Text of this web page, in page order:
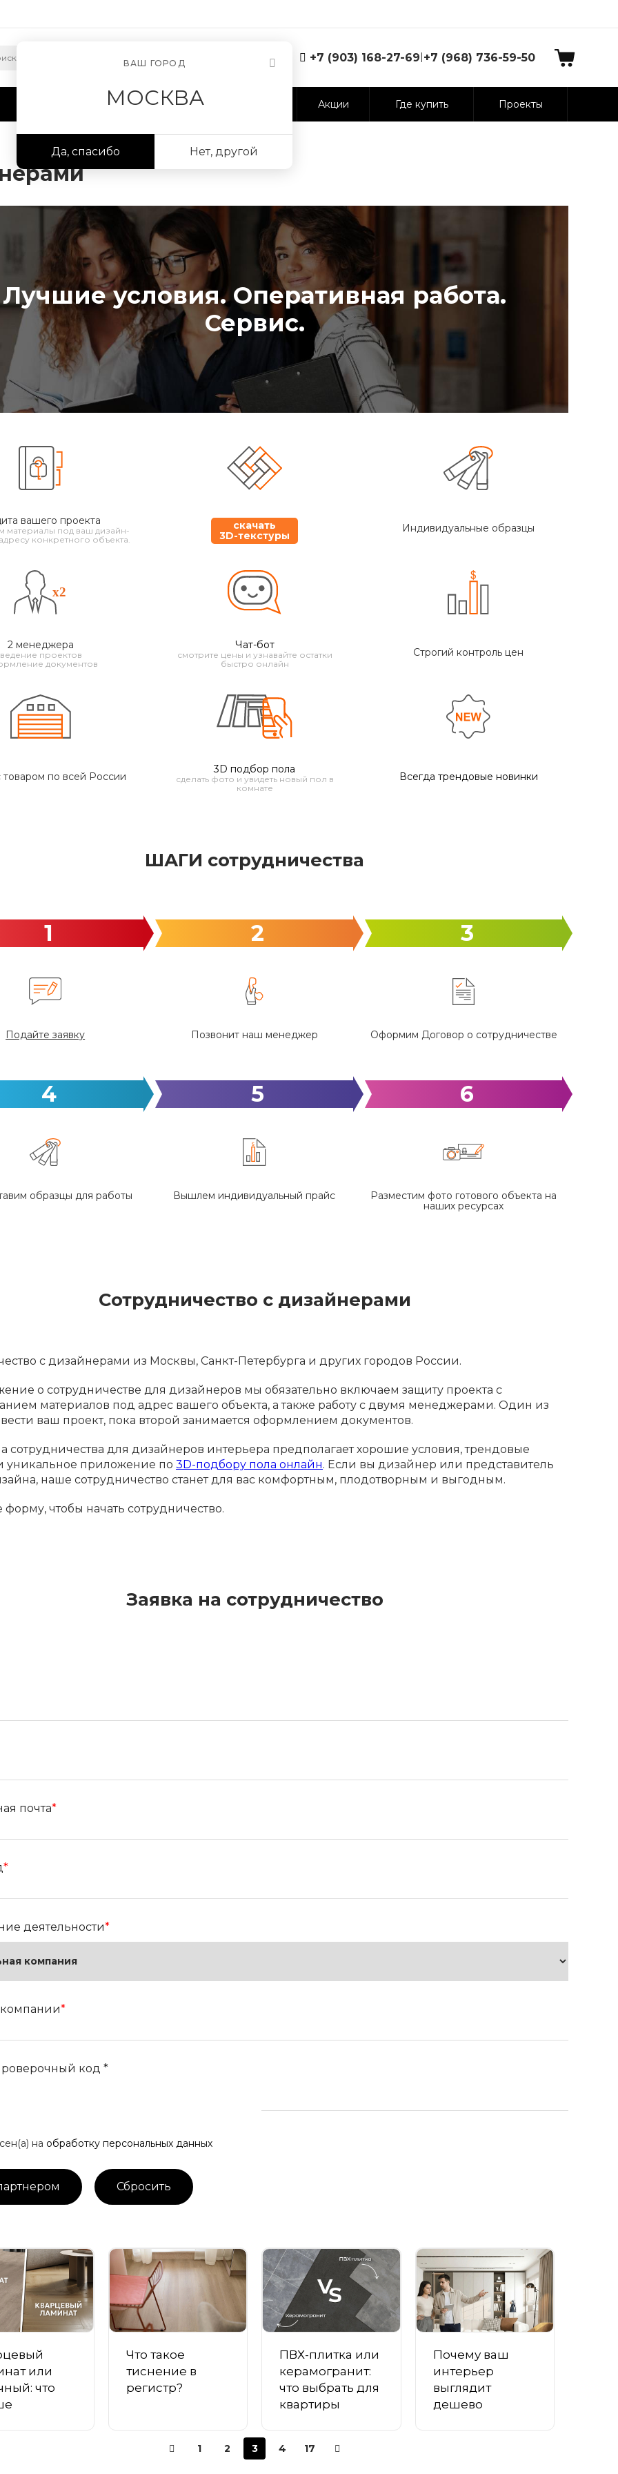
ВАШ ГОРОД
МОСКВА
Да, спасибо Нет, другой
+7 (903) 168-27-69|+7 (968) 736-59-50
Сотрудничество Информация Акции Где купить Проекты
Лучшие условия. Оперативная работа.
Сервис.
вашего проекта
материалы под ваш дизайн-
конкретного объекта.
скачать
3D-текстуры
Индивидуальные образцы
2 менеджера
ведение проектов
документов
Чат-бот
смотрите цены и узнавайте остатки
быстро онлайн
Строгий контроль цен
товаром по всей России
3D подбор пола
сделать фото и увидеть новый пол в
комнате
Всегда трендовые новинки
ШАГИ сотрудничества
1
Подайте заявку
2
Позвонит наш менеджер
3
Оформим Договор о сотрудничестве
4
образцы для работы
5
Вышлем индивидуальный прайс
6
Разместим фото готового объекта на
наших ресурсах
Сотрудничество с дизайнерами
с дизайнерами из Москвы, Санкт-Петербурга и других городов России.
о сотрудничестве для дизайнеров мы обязательно включаем защиту проекта с
материалов под адрес вашего объекта, а также работу с двумя менеджерами. Один из
ваш проект, пока второй занимается оформлением документов.
сотрудничества для дизайнеров интерьера предполагает хорошие условия, трендовые
уникальное приложение по 3D-подбору пола онлайн. Если вы дизайнер или представитель
наше сотрудничество станет для вас комфортным, плодотворным и выгодным.
форму, чтобы начать сотрудничество.
Заявка на сотрудничество
почта*
*
деятельности*
*
код *
на обработку персональных данных
или
что
Что такое
тиснение в
регистр?
ПВХ-плитка или
керамогранит:
что выбрать для
квартиры
Почему ваш
интерьер
выглядит
дешево
1 2 3 4 17